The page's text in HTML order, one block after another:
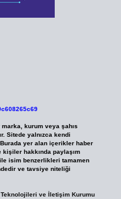
kurum veya şahıs
Sitede yalnızca kendi
Burada yer alan içerikler haber
hakkında paylaşım
isim benzerlikleri tamamen
ve tavsiye niteliği
ve İletişim Kurumu